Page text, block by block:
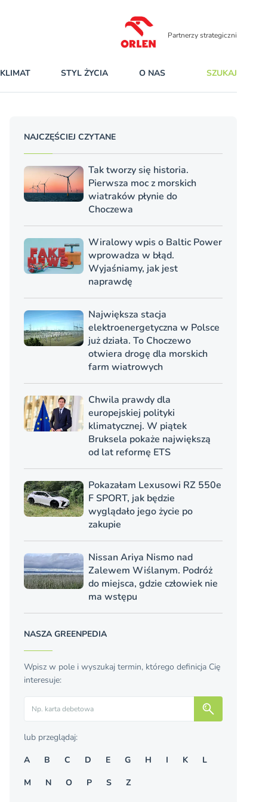
Partnerzy strategiczni
KLIMAT STYL ŻYCIA O NAS SZUKAJ
NAJCZĘŚCIEJ CZYTANE
Tak tworzy się historia.
Pierwsza moc z morskich
wiatraków płynie do
Choczewa
Wiralowy wpis o Baltic Power
wprowadza w błąd.
Wyjaśniamy, jak jest
naprawdę
Największa stacja
elektroenergetyczna w Polsce
już działa. To Choczewo
otwiera drogę dla morskich
farm wiatrowych
Chwila prawdy dla
europejskiej polityki
klimatycznej. W piątek
Bruksela pokaże największą
od lat reformę ETS
Pokazałam Lexusowi RZ 550e
F SPORT, jak będzie
wyglądało jego życie po
zakupie
Nissan Ariya Nismo nad
Zalewem Wiślanym. Podróż
do miejsca, gdzie człowiek nie
ma wstępu
NASZA GREENPEDIA
Wpisz w pole i wyszukaj termin, którego definicja Cię
interesuje:
lub przeglądaj:
A
B C D E G H I K
L
M
N O P S Z